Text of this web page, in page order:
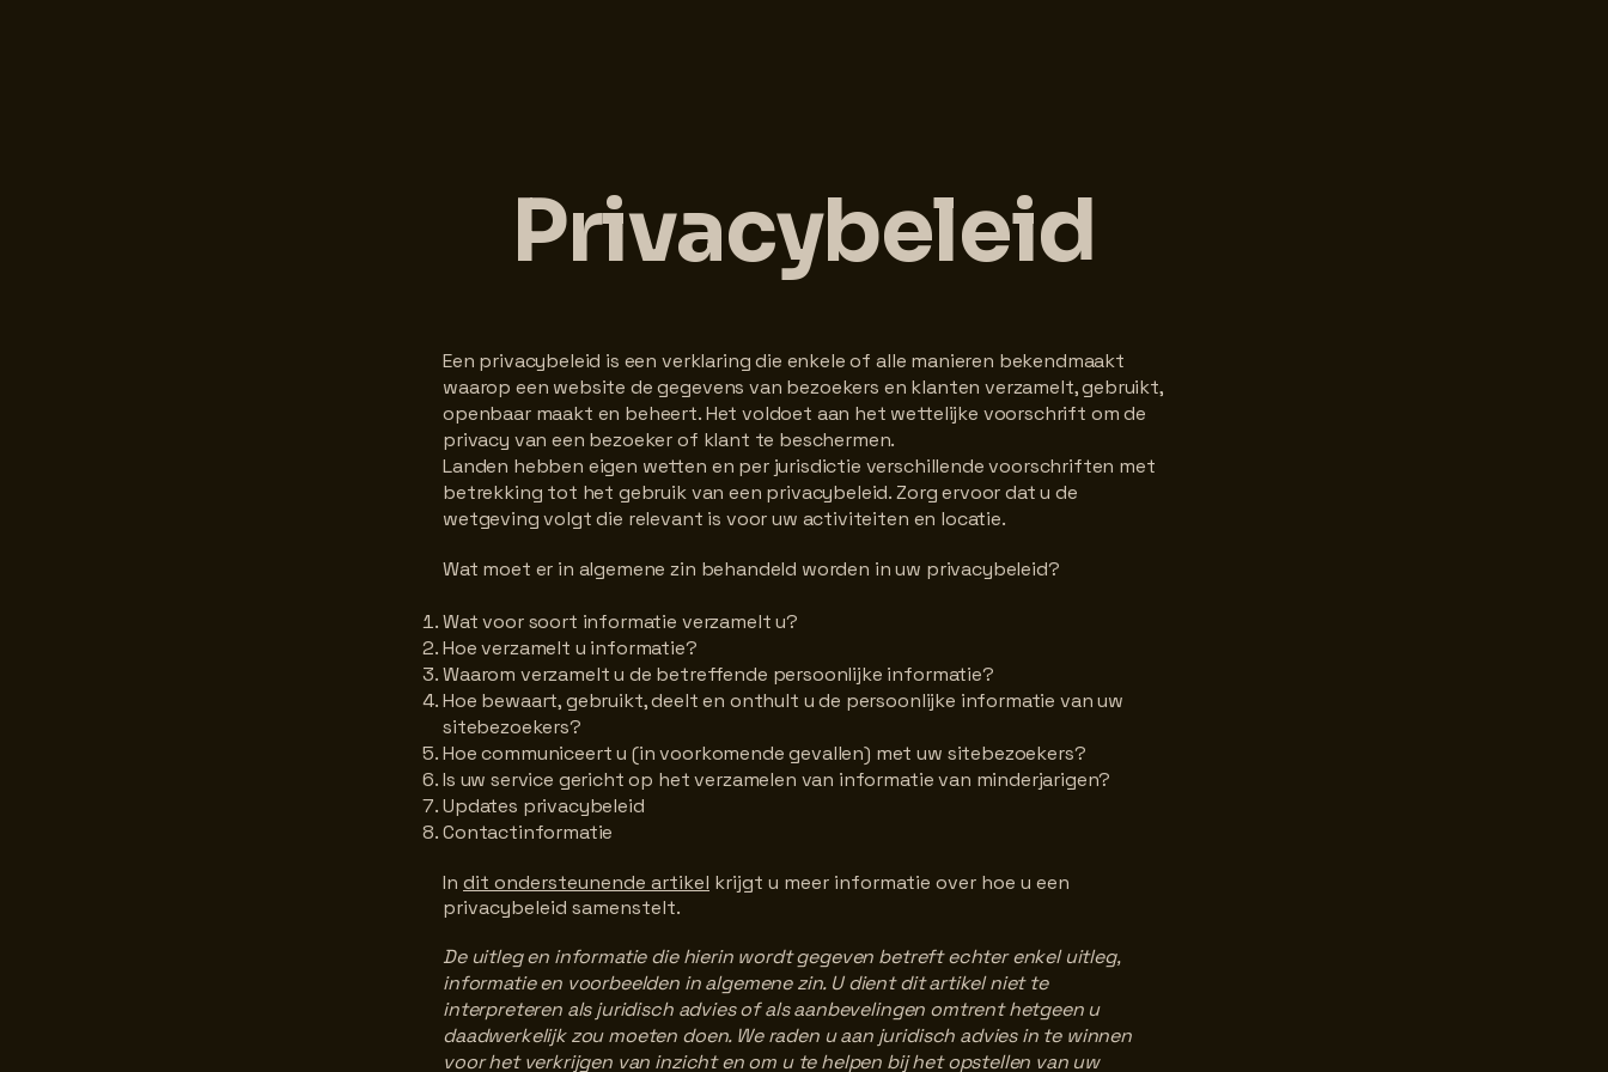
Privacybeleid
Een privacybeleid is een verklaring die enkele of alle manieren bekendmaakt
waarop een website de gegevens van bezoekers en klanten verzamelt, gebruikt,
openbaar maakt en beheert. Het voldoet aan het wettelijke voorschrift om de
privacy van een bezoeker of klant te beschermen.
Landen hebben eigen wetten en per jurisdictie verschillende voorschriften met
betrekking tot het gebruik van een privacybeleid. Zorg ervoor dat u de
wetgeving volgt die relevant is voor uw activiteiten en locatie.
Wat moet er in algemene zin behandeld worden in uw privacybeleid?
Wat voor soort informatie verzamelt u?
Hoe verzamelt u informatie?
Waarom verzamelt u de betreffende persoonlijke informatie?
Hoe bewaart, gebruikt, deelt en onthult u de persoonlijke informatie van uw
sitebezoekers?
Hoe communiceert u (in voorkomende gevallen) met uw sitebezoekers?
Is uw service gericht op het verzamelen van informatie van minderjarigen?
Updates privacybeleid
Contactinformatie
In dit ondersteunende artikel krijgt u meer informatie over hoe u een
privacybeleid samenstelt.
De uitleg en informatie die hierin wordt gegeven betreft echter enkel uitleg,
informatie en voorbeelden in algemene zin. U dient dit artikel niet te
interpreteren als juridisch advies of als aanbevelingen omtrent hetgeen u
daadwerkelijk zou moeten doen. We raden u aan juridisch advies in te winnen
voor het verkrijgen van inzicht en om u te helpen bij het opstellen van uw